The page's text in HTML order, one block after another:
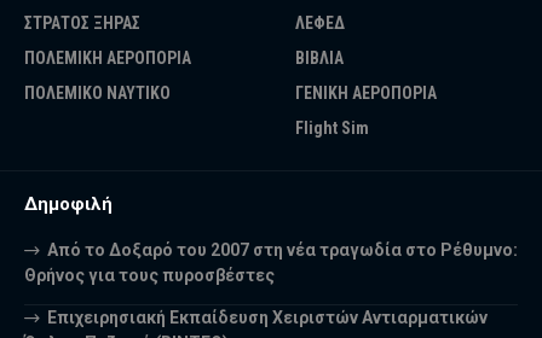
ΣΤΡΑΤΟΣ ΞΗΡΑΣ
ΠΟΛΕΜΙΚΗ ΑΕΡΟΠΟΡΙΑ
ΠΟΛΕΜΙΚΟ ΝΑΥΤΙΚΟ
ΛΕΦΕΔ
ΒΙΒΛΙΑ
ΓΕΝΙΚΗ ΑΕΡΟΠΟΡΙΑ
Flight Sim
Δημοφιλή
Από το Δοξαρό του 2007 στη νέα τραγωδία στο Ρέθυμνο:
Θρήνος για τους πυροσβέστες
Επιχειρησιακή Εκπαίδευση Χειριστών Αντιαρματικών